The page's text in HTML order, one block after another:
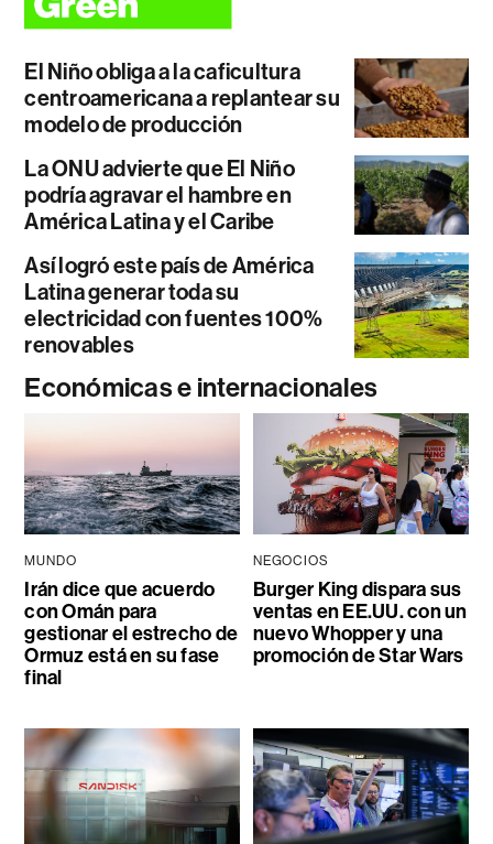
El Niño obliga a la caficultura
centroamericana a replantear su
modelo de producción
La ONU advierte que El Niño
podría agravar el hambre en
América Latina y el Caribe
Así logró este país de América
Latina generar toda su
electricidad con fuentes 100%
renovables
Económicas e internacionales
MUNDO
Irán dice que acuerdo
con Omán para
gestionar el estrecho de
Ormuz está en su fase
final
NEGOCIOS
Burger King dispara sus
ventas en EE.UU. con un
nuevo Whopper y una
promoción de Star Wars